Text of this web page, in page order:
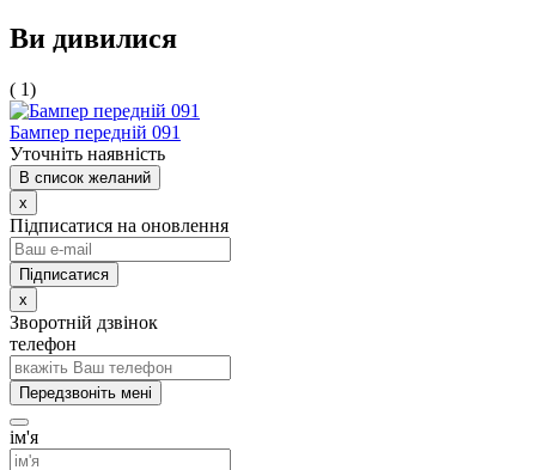
Ви дивилися
( 1)
Бампер передній 091
Уточніть наявність
В список желаний
x
Підписатися на оновлення
x
Зворотній дзвінок
телефон
Передзвоніть мені
ім'я